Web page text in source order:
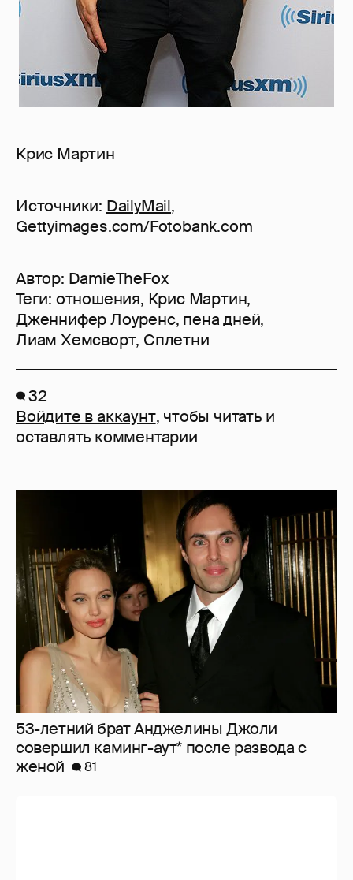
Крис Мартин
Источники: DailyMail,
Gettyimages.com/Fotobank.com
Автор: DamieTheFox
Теги: отношения, Крис Мартин,
Дженнифер Лоуренс, пена дней,
Лиам Хемсворт, Сплетни
32
Войдите в аккаунт, чтобы читать и
оставлять комментарии
53-летний брат Анджелины Джоли
совершил каминг-аут* после развода с
женой
81